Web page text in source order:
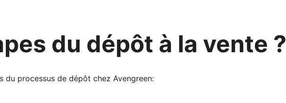
du dépôt à la vente ?
du processus de dépôt chez Avengreen: